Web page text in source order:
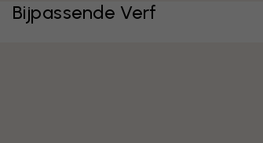
Bijpassende Verf